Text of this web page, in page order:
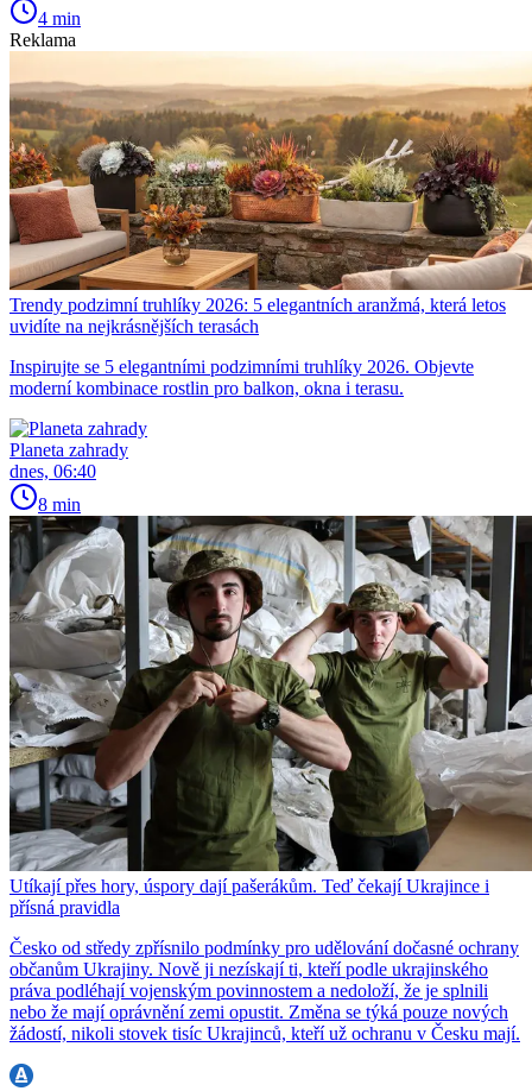
4 min
Reklama
Trendy podzimní truhlíky 2026: 5 elegantních aranžmá, která letos
uvidíte na nejkrásnějších terasách
Inspirujte se 5 elegantními podzimními truhlíky 2026. Objevte
moderní kombinace rostlin pro balkon, okna i terasu.
Planeta zahrady
dnes, 06:40
8 min
Utíkají přes hory, úspory dají pašerákům. Teď čekají Ukrajince i
přísná pravidla
Česko od středy zpřísnilo podmínky pro udělování dočasné ochrany
občanům Ukrajiny. Nově ji nezískají ti, kteří podle ukrajinského
práva podléhají vojenským povinnostem a nedoloží, že je splnili
nebo že mají oprávnění zemi opustit. Změna se týká pouze nových
žádostí, nikoli stovek tisíc Ukrajinců, kteří už ochranu v Česku mají.